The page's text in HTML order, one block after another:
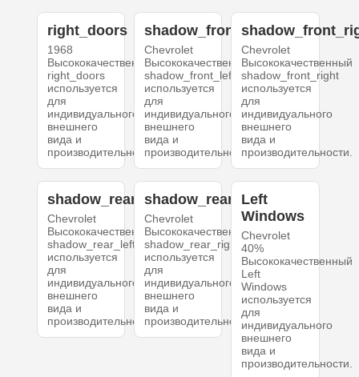
right_doors
1968
Высококачественный
right_doors
используется
для
индивидуального
внешнего
вида и
производительности.
shadow_front_left
Chevrolet
Высококачественный
shadow_front_left
используется
для
индивидуального
внешнего
вида и
производительности.
Chevrolet
Высококачественный
shadow_front_right
используется
для
индивидуального
внешнего
вида и
производительности.
shadow_rear_left
Chevrolet
Высококачественный
shadow_rear_left
используется
для
индивидуального
внешнего
вида и
производительности.
shadow_rear_right
Chevrolet
Высококачественный
shadow_rear_right
используется
для
индивидуального
внешнего
вида и
производительности.
Left
Windows
Chevrolet
40%
Высококачественный
Left
Windows
используется
для
индивидуального
внешнего
вида и
производительности.